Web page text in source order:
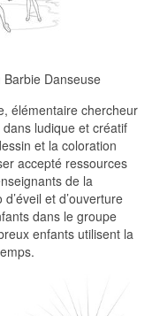
Danseuse
élémentaire chercheur
ludique et créatif
et la coloration
accepté ressources
de la
et d’ouverture
dans le groupe
enfants utilisent la